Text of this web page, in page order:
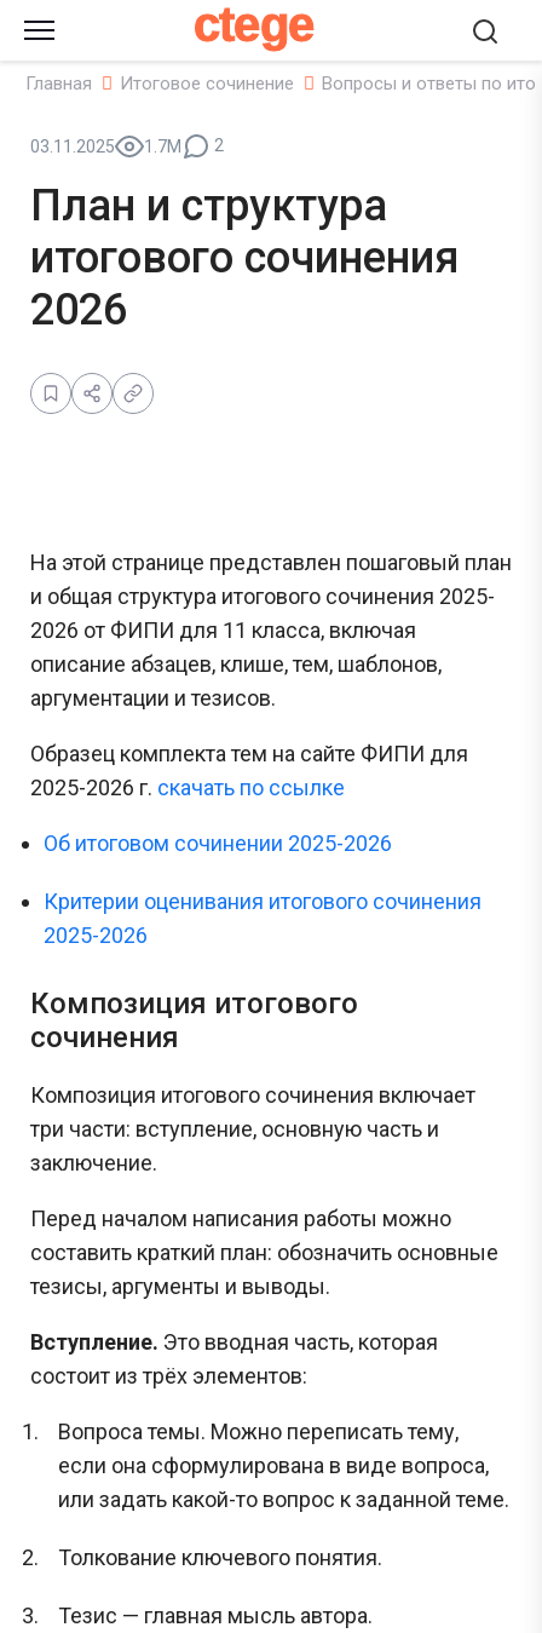
ctege
Главная Итоговое сочинение Вопросы и ответы по
03.11.2025 1.7M 2
План и структура
итогового сочинения
2026
На этой странице представлен пошаговый план
и общая структура итогового сочинения 2025-
2026 от ФИПИ для 11 класса, включая
описание абзацев, клише, тем, шаблонов,
аргументации и тезисов.
Образец комплекта тем на сайте ФИПИ для
2025-2026 г. скачать по ссылке
Об итоговом сочинении 2025-2026
Критерии оценивания итогового сочинения
2025-2026
Композиция итогового
сочинения
Композиция итогового сочинения включает
три части: вступление, основную часть и
заключение.
Перед началом написания работы можно
составить краткий план: обозначить основные
тезисы, аргументы и выводы.
Вступление. Это вводная часть, которая
состоит из трёх элементов:
Вопроса темы. Можно переписать тему,
если она сформулирована в виде вопроса,
или задать какой-то вопрос к заданной теме.
Толкование ключевого понятия.
Тезис — главная мысль автора.